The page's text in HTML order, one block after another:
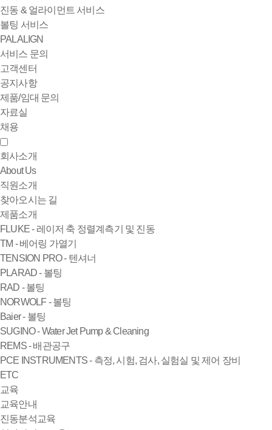
진동 & 얼라이먼트 서비스
볼팅 서비스
PALALIGN
서비스 문의
고객센터
공지사항
제품/임대 문의
자료실
채용
회사소개
About Us
직원소개
찾아오시는 길
제품소개
FLUKE - 레이저 축 정렬계측기 및 진동
TM - 베어링 가열기
TENSION PRO - 텐셔너
PLARAD - 볼팅
RAD - 볼팅
NORWOLF - 볼팅
Baier - 볼팅
SUGINO - Water Jet Pump & Cleaning
REMS - 배관공구
PCE INSTRUMENTS - 측정, 시험, 검사, 실험실 및 제어 장비
ETC
교육
교육안내
진동분석교육